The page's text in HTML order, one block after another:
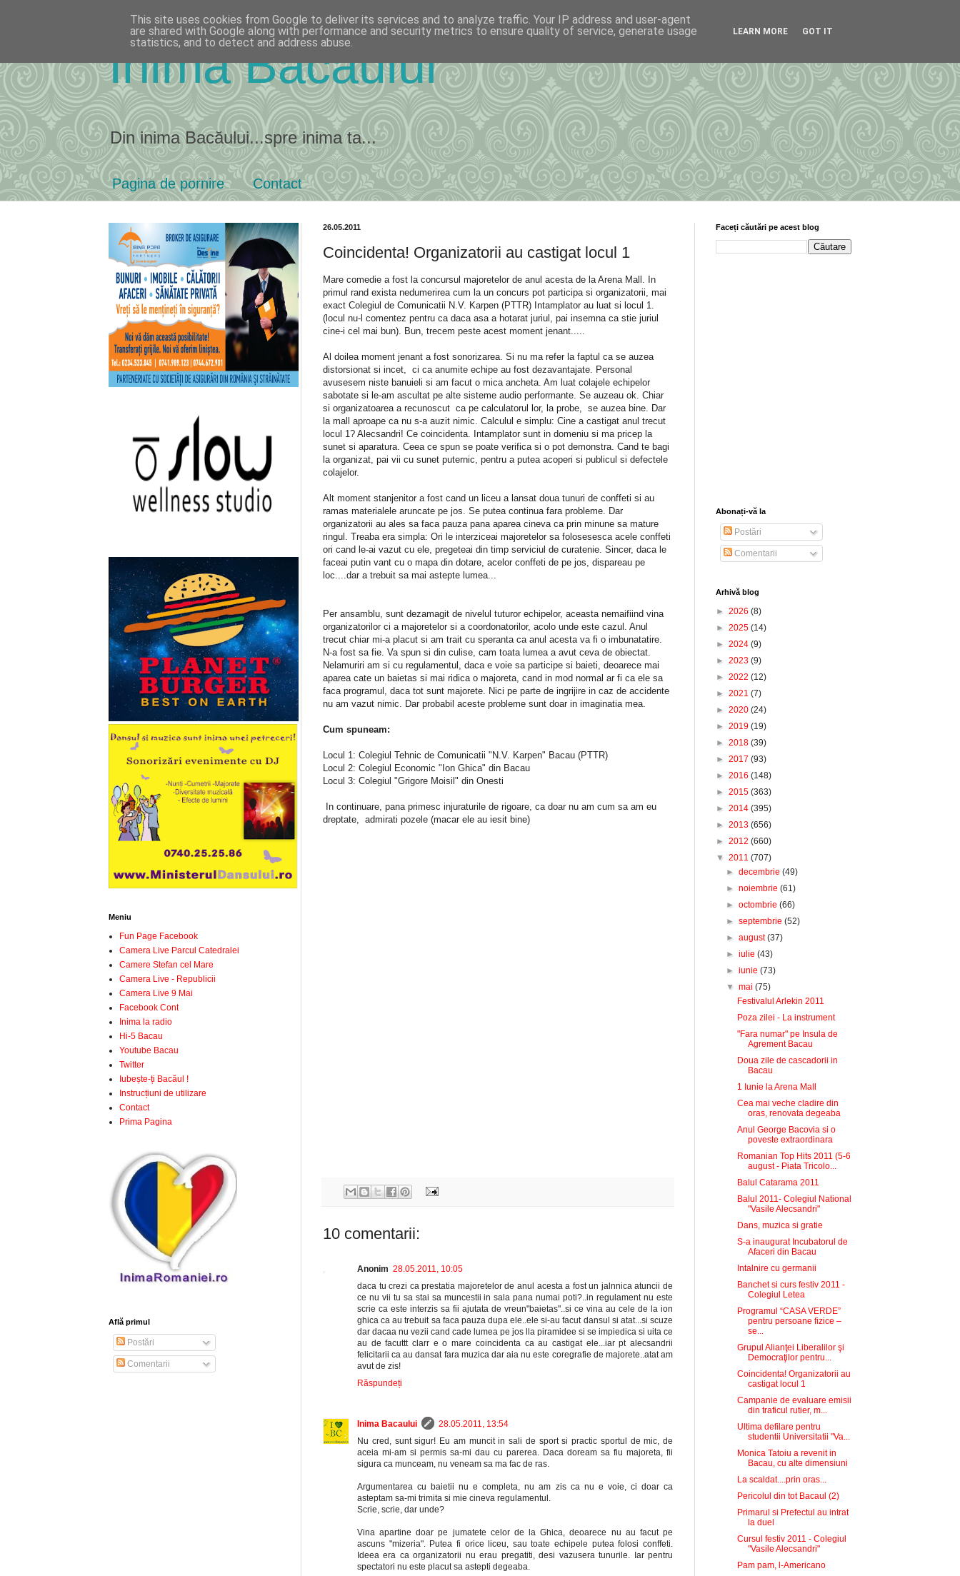
Inima Bacăului
Din inima Bacăului...spre inima ta...
Pagina de pornire Contact
26.05.2011
Coincidenta! Organizatorii au castigat locul 1
Mare comedie a fost la concursul majoretelor de anul acesta de la Arena Mall. In
primul rand exista nedumerirea cum la un concurs pot participa si organizatorii, mai
exact Colegiul de Comunicatii N.V. Karpen (PTTR) Intamplator au luat si locul 1.
(locul nu-l comentez pentru ca daca asa a hotarat juriul, pai insemna ca stie juriul
cine-i cel mai bun). Bun, trecem peste acest moment jenant.....
Al doilea moment jenant a fost sonorizarea. Si nu ma refer la faptul ca se auzea
distorsionat si incet, ci ca anumite echipe au fost dezavantajate. Personal
avusesem niste banuieli si am facut o mica ancheta. Am luat colajele echipelor
sabotate si le-am ascultat pe alte sisteme audio performante. Se auzeau ok. Chiar
si organizatoarea a recunoscut ca pe calculatorul lor, la probe, se auzea bine. Dar
la mall aproape ca nu s-a auzit nimic. Calculul e simplu: Cine a castigat anul trecut
locul 1? Alecsandri! Ce coincidenta. Intamplator sunt in domeniu si ma pricep la
sunet si aparatura. Ceea ce spun se poate verifica si o pot demonstra. Cand te bagi
la organizat, pai vii cu sunet puternic, pentru a putea acoperi si publicul si defectele
colajelor.
Alt moment stanjenitor a fost cand un liceu a lansat doua tunuri de conffeti si au
ramas materialele aruncate pe jos. Se putea continua fara probleme. Dar
organizatorii au ales sa faca pauza pana aparea cineva ca prin minune sa mature
ringul. Treaba era simpla: Ori le interziceai majoretelor sa folosesesca acele conffeti
ori cand le-ai vazut cu ele, pregeteai din timp serviciul de curatenie. Sincer, daca le
faceai putin vant cu o mapa din dotare, acelor conffeti de pe jos, dispareau pe
loc....dar a trebuit sa mai astepte lumea...
Per ansamblu, sunt dezamagit de nivelul tuturor echipelor, aceasta nemaifiind vina
organizatorilor ci a majoretelor si a coordonatorilor, acolo unde este cazul. Anul
trecut chiar mi-a placut si am trait cu speranta ca anul acesta va fi o imbunatatire.
N-a fost sa fie. Va spun si din culise, cam toata lumea a avut ceva de obiectat.
Nelamuriri am si cu regulamentul, daca e voie sa participe si baieti, deoarece mai
aparea cate un baietas si mai ridica o majoreta, cand in mod normal ar fi ca ele sa
faca programul, daca tot sunt majorete. Nici pe parte de ingrijire in caz de accidente
nu am vazut nimic. Dar probabil aceste probleme sunt doar in imaginatia mea.
Cum spuneam:
Locul 1: Colegiul Tehnic de Comunicatii "N.V. Karpen" Bacau (PTTR)
Locul 2: Colegiul Economic "Ion Ghica" din Bacau
Locul 3: Colegiul "Grigore Moisil" din Onesti
In continuare, pana primesc injuraturile de rigoare, ca doar nu am cum sa am eu
dreptate, admirati pozele (macar ele au iesit bine)
10 comentarii:
Anonim 28.05.2011, 10:05
daca tu crezi ca prestatia majoretelor de anul acesta a fost un jalnnica atuncii de
ce nu vii tu sa stai sa muncestii in sala pana numai poti?..in regulament nu este
scrie ca este interzis sa fii ajutata de vreun"baietas"..si ce vina au cele de la ion
ghica ca au trebuit sa faca pauza dupa ele..ele si-au facut dansul si atat...si scuze
dar dacaa nu vezii cand cade lumea pe jos lla piramidee si se impiedica si uita ce
au de facuttt clarr e o mare coincidenta ca au castigat ele...iar pt alecsandrii
felicitarii ca au dansat fara muzica dar aia nu este coregrafie de majorete..atat am
avut de zis!
Răspundeți
Inima Bacaului
28.05.2011, 13:54
Nu cred, sunt sigur! Eu am muncit in sali de sport si practic sportul de mic, de
aceia mi-am si permis sa-mi dau cu parerea. Daca doream sa fiu majoreta, fii
sigura ca munceam, nu veneam sa ma fac de ras.
Argumentarea cu baietii nu e completa, nu am zis ca nu e voie, ci doar ca
asteptam sa-mi trimita si mie cineva regulamentul.
Scrie, scrie, dar unde?
Vina apartine doar pe jumatete celor de la Ghica, deoarece nu au facut pe
ascuns "mizeria". Putea fi orice liceu, sau toate echipele putea folosi conffeti.
Ideea era ca organizatorii nu erau pregatiti, desi vazusera tunurile. Iar pentru
spectatori nu este placut sa astepti degeaba.
Meniu
Fun Page Facebook
Camera Live Parcul Catedralei
Camere Stefan cel Mare
Camera Live - Republicii
Camera Live 9 Mai
Facebook Cont
Inima la radio
Hi-5 Bacau
Youtube Bacau
Twitter
Iubește-ți Bacăul !
Instrucțiuni de utilizare
Contact
Prima Pagina
Află primul
Postări
Comentarii
Faceți căutări pe acest blog
Abonați-vă la
Postări
Comentarii
Arhivă blog
► 2026 (8)
► 2025 (14)
► 2024 (9)
► 2023 (9)
► 2022 (12)
► 2021 (7)
► 2020 (24)
► 2019 (19)
► 2018 (39)
► 2017 (93)
► 2016 (148)
► 2015 (363)
► 2014 (395)
► 2013 (656)
► 2012 (660)
▼ 2011 (707)
►decembrie(49)
►noiembrie(61)
►octombrie(66)
►septembrie(52)
►august(37)
►iulie(43)
►iunie(73)
▼mai(75)
Festivalul Arlekin 2011
Poza zilei - La instrument
"Fara numar" pe Insula de
Agrement Bacau
Doua zile de cascadorii in
Bacau
1 Iunie la Arena Mall
Cea mai veche cladire din
oras, renovata degeaba
Anul George Bacovia si o
poveste extraordinara
Romanian Top Hits 2011 (5-6
august - Piata Tricolo...
Balul Catarama 2011
Balul 2011- Colegiul National
"Vasile Alecsandri"
Dans, muzica si gratie
S-a inaugurat Incubatorul de
Afaceri din Bacau
Intalnire cu germanii
Banchet si curs festiv 2011 -
Colegiul Letea
Programul “CASA VERDE”
pentru persoane fizice –
se...
Grupul Alianţei Liberalilor şi
Democraţilor pentru...
Coincidenta! Organizatorii au
castigat locul 1
Campanie de evaluare emisii
din traficul rutier, m...
Ultima defilare pentru
studentii Universitatii "Va...
Monica Tatoiu a revenit in
Bacau, cu alte dimensiuni
La scaldat....prin oras...
Pericolul din tot Bacaul (2)
Primarul si Prefectul au intrat
la duel
Cursul festiv 2011 - Colegiul
"Vasile Alecsandri"
Pam pam, l-Americano
This site uses cookies from Google to deliver its services and to analyze traffic. Your IP address and user-agent
are shared with Google along with performance and security metrics to ensure quality of service, generate usage
statistics, and to detect and address abuse.
LEARN MORE GOT IT